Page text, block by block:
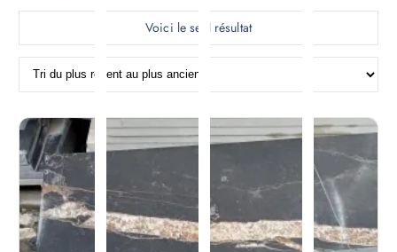
Voici le seul résultat